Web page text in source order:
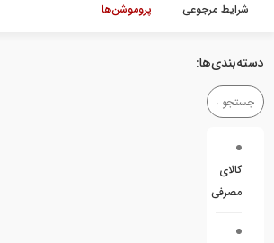
شرایط مرجوعی پروموشن‌ها
دسته‌بندی‌ها:
کالای
مصرفی